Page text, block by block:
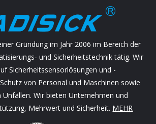
Gründung im Jahr 2006 im Bereich der
und Sicherheitstechnik tätig. Wir
Sicherheitssensorlösungen und -
von Personal und Maschinen sowie
Unfällen. Wir bieten Unternehmen und
Mehrwert und Sicherheit. MEHR